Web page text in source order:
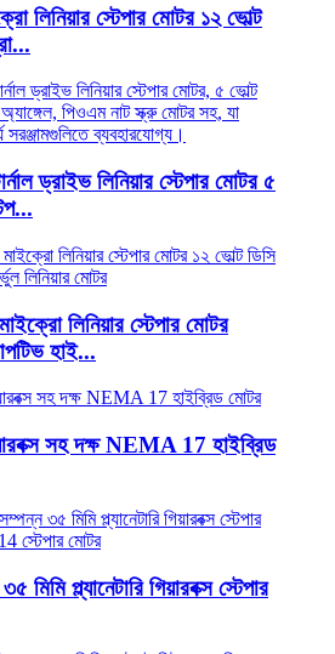
লিনিয়ার স্টেপার মোটর ১২ ভোল্ট
ড্রাইভ লিনিয়ার স্টেপার মোটর ৫
লিনিয়ার স্টেপার মোটর
হাই...
সহ দক্ষ NEMA 17 হাইব্রিড
মিমি প্ল্যানেটারি গিয়ারবক্স স্টেপার